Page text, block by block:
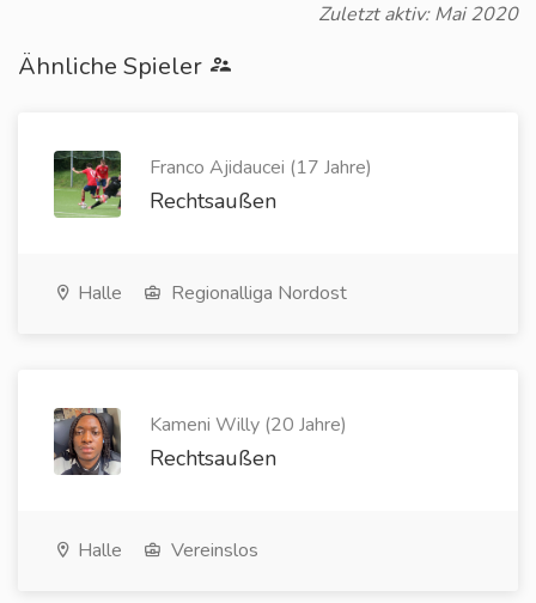
Zuletzt aktiv: Mai 2020
Ähnliche Spieler
Franco Ajidaucei (17 Jahre)
Rechtsaußen
Halle Regionalliga Nordost
Kameni Willy (20 Jahre)
Rechtsaußen
Halle Vereinslos